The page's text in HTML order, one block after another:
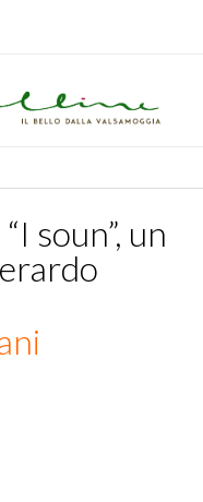
soun”, un